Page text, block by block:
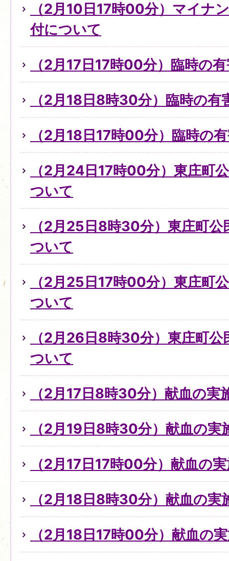
（2月10日17時00分）マイナ
付について
（2月17日17時00分）臨時の
（2月18日8時30分）臨時の
（2月18日17時00分）臨時の
（2月24日17時00分）東庄町
ついて
（2月25日8時30分）東庄町
ついて
（2月25日17時00分）東庄町
ついて
（2月26日8時30分）東庄町
ついて
（2月17日8時30分）献血の実
（2月19日8時30分）献血の実
（2月17日17時00分）献血の
（2月18日8時30分）献血の実
（2月18日17時00分）献血の